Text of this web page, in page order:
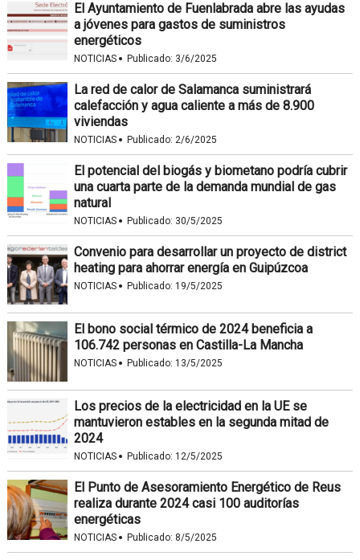
El Ayuntamiento de Fuenlabrada abre las ayudas
a jóvenes para gastos de suministros
energéticos
NOTICIAS · Publicado: 3/6/2025
La red de calor de Salamanca suministrará
calefacción y agua caliente a más de 8.900
viviendas
NOTICIAS · Publicado: 2/6/2025
El potencial del biogás y biometano podría cubrir
una cuarta parte de la demanda mundial de gas
natural
NOTICIAS · Publicado: 30/5/2025
Convenio para desarrollar un proyecto de district
heating para ahorrar energía en Guipúzcoa
NOTICIAS · Publicado: 19/5/2025
El bono social térmico de 2024 beneficia a
106.742 personas en Castilla-La Mancha
NOTICIAS · Publicado: 13/5/2025
Los precios de la electricidad en la UE se
mantuvieron estables en la segunda mitad de
2024
NOTICIAS · Publicado: 12/5/2025
El Punto de Asesoramiento Energético de Reus
realiza durante 2024 casi 100 auditorías
energéticas
NOTICIAS · Publicado: 8/5/2025